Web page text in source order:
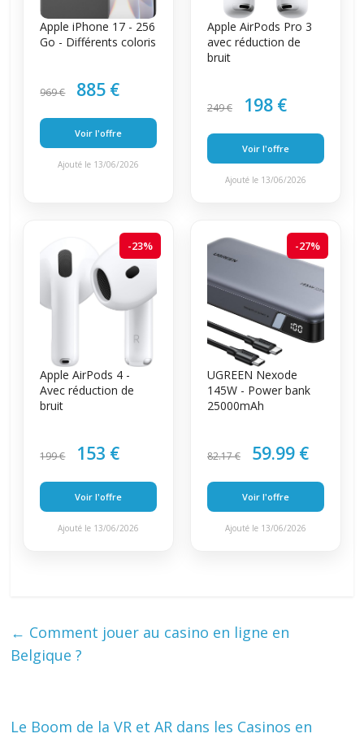
Apple iPhone 17 - 256
Go - Différents coloris
969 € 885 €
Voir l'offre
Ajouté le 13/06/2026
Apple AirPods Pro 3
avec réduction de
bruit
249 € 198 €
Voir l'offre
Ajouté le 13/06/2026
-23%
Apple AirPods 4 -
Avec réduction de
bruit
199 € 153 €
Voir l'offre
Ajouté le 13/06/2026
-27%
UGREEN Nexode
145W - Power bank
25000mAh
82.17 € 59.99 €
Voir l'offre
Ajouté le 13/06/2026
← Comment jouer au casino en ligne en
Belgique ?
Le Boom de la VR et AR dans les Casinos en